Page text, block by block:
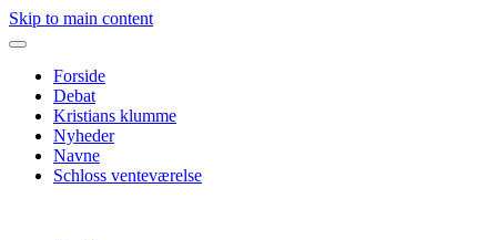
Skip to main content
Forside
Debat
Kristians klumme
Nyheder
Navne
Schloss venteværelse